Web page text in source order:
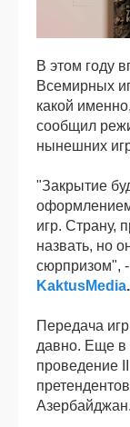
В этом году
Всемирных
какой
сообщил
нынешних
"Закрытие
оформлением
игр. Страну,
назвать, но
сюрпризом",
KaktusMedia.
Передача
давно. Еще в
проведение
Азербайджан.